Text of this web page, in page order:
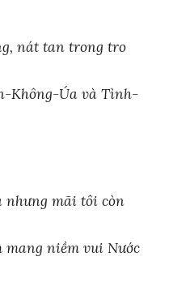
nát tan trong tro
Không-Úa và Tình-
nhưng mãi tôi còn
niềm vui Nước